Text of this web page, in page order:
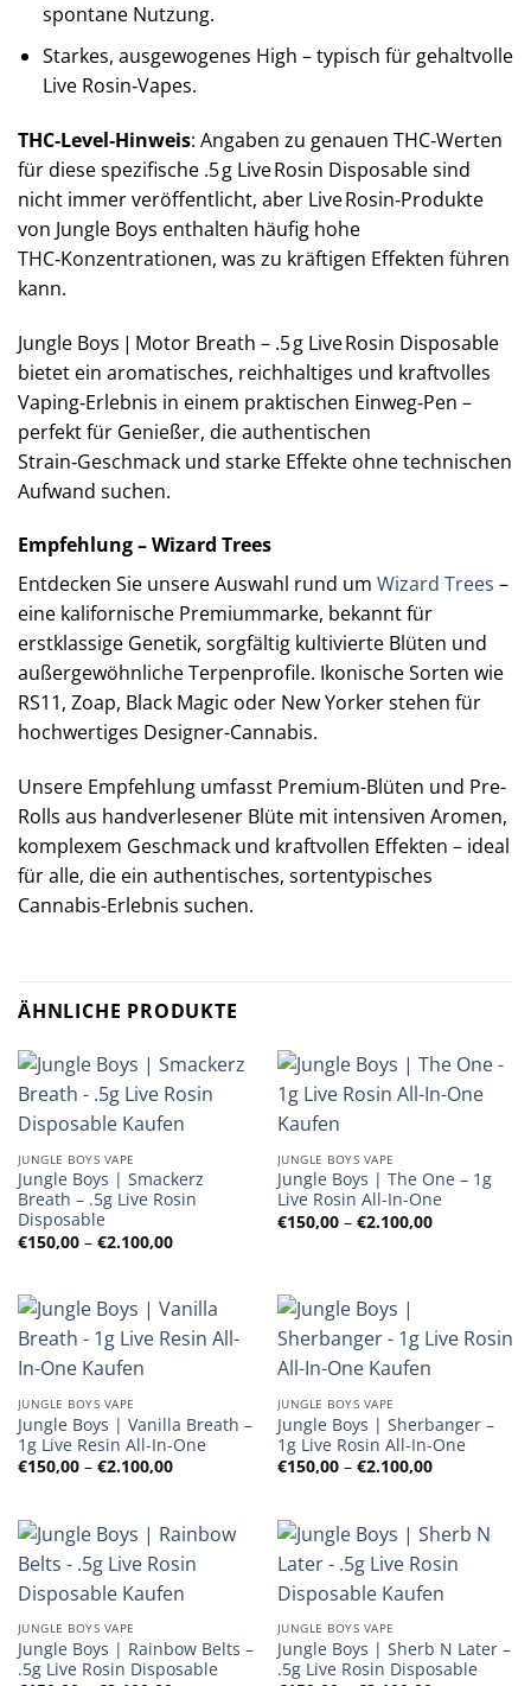
spontane Nutzung.
Starkes, ausgewogenes High – typisch für gehaltvolle
Live Rosin‑Vapes.
THC‑Level‑Hinweis: Angaben zu genauen THC‑Werten
für diese spezifische .5 g Live Rosin Disposable sind
nicht immer veröffentlicht, aber Live Rosin‑Produkte
von Jungle Boys enthalten häufig hohe
THC‑Konzentrationen, was zu kräftigen Effekten führen
kann.
Jungle Boys | Motor Breath – .5 g Live Rosin Disposable
bietet ein aromatisches, reichhaltiges und kraftvolles
Vaping‑Erlebnis in einem praktischen Einweg‑Pen –
perfekt für Genießer, die authentischen
Strain‑Geschmack und starke Effekte ohne technischen
Aufwand suchen.
Empfehlung – Wizard Trees
Entdecken Sie unsere Auswahl rund um Wizard Trees –
eine kalifornische Premiummarke, bekannt für
erstklassige Genetik, sorgfältig kultivierte Blüten und
außergewöhnliche Terpenprofile. Ikonische Sorten wie
RS11, Zoap, Black Magic oder New Yorker stehen für
hochwertiges Designer-Cannabis.
Unsere Empfehlung umfasst Premium-Blüten und Pre-
Rolls aus handverlesener Blüte mit intensiven Aromen,
komplexem Geschmack und kraftvollen Effekten – ideal
für alle, die ein authentisches, sortentypisches
Cannabis-Erlebnis suchen.
ÄHNLICHE PRODUKTE
JUNGLE BOYS VAPE
Jungle Boys | Smackerz
Breath – .5g Live Rosin
Disposable
€150,00 – €2.100,00Preisspanne:
€150,00
JUNGLE BOYS VAPE
Jungle Boys | The One – 1g
Live Rosin All-In-One
€150,00 – €2.100,00
€150,00
JUNGLE BOYS VAPE
Jungle Boys | Vanilla Breath –
1g Live Resin All-In-One
€150,00 – €2.100,00Preisspanne:
€150,00
JUNGLE BOYS VAPE
Jungle Boys | Sherbanger –
1g Live Rosin All-In-One
€150,00 – €2.100,00
€150,00
JUNGLE BOYS VAPE
Jungle Boys | Rainbow Belts –
.5g Live Rosin Disposable
JUNGLE BOYS VAPE
Jungle Boys | Sherb N Later –
.5g Live Rosin Disposable